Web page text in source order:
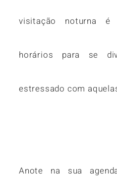
visitação noturna
horários para se
estressado com
Anote na sua